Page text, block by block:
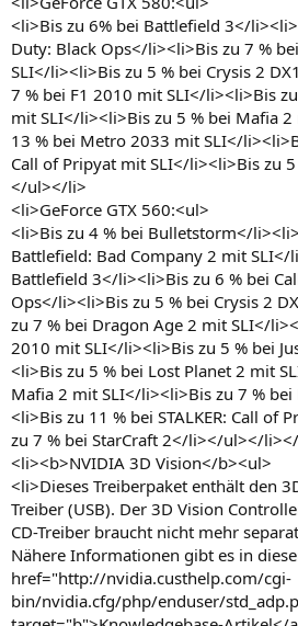
<li>Bis zu 6% bei Battlefield 3</
Duty: Black Ops</li><li>Bis zu 7 %
SLI</li><li>Bis zu 5 % bei Crysis 2
7 % bei F1 2010 mit SLI</li><li>Bis
mit SLI</li><li>Bis zu 5 % bei Mafia
13 % bei Metro 2033 mit SLI</
Call of Pripyat mit SLI</li><li>Bis zu
</ul></li>
<li>GeForce GTX 560:<ul>
<li>Bis zu 4 % bei Bulletstorm</
Battlefield: Bad Company 2 mit SLI</
Battlefield 3</li><li>Bis zu 6 % bei
Ops</li><li>Bis zu 5 % bei Crysis 2
zu 7 % bei Dragon Age 2 mit SLI</
2010 mit SLI</li><li>Bis zu 5 % bei
<li>Bis zu 5 % bei Lost Planet 2 mit
Mafia 2 mit SLI</li><li>Bis zu 7 %
<li>Bis zu 11 % bei STALKER: Call of
zu 7 % bei StarCraft 2</li></ul></
<li><b>NVIDIA 3D Vision</b><ul>
<li>Dieses Treiberpaket enthält den
Treiber (USB). Der 3D Vision
CD-Treiber braucht nicht mehr
Nähere Informationen gibt es in
href="http://nvidia.custhelp.com/cgi-
bin/nvidia.cfg/php/enduser/